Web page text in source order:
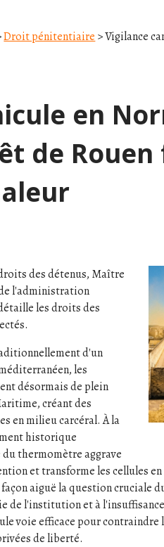
Droit pénitentiaire > Vigilance
en
de
des détenus, Maître
l'administration
les droits des
d'un
les
désormais de plein
créant des
en milieu carcéral. À la
historique
thermomètre aggrave
et transforme les cellules
aiguë la question cruciale
de l'institution et à
voie efficace pour contraindre
de liberté.